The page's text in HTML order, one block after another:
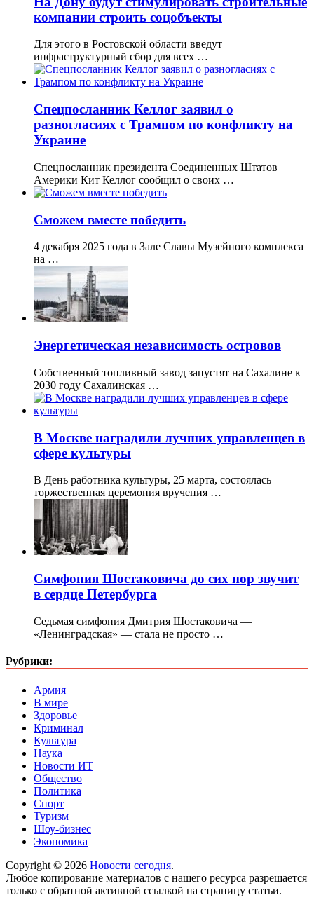
компании строить соцобъекты
Для этого в Ростовской области введут
инфраструктурный сбор для всех …
Спецпосланник Келлог заявил о
разногласиях с Трампом по конфликту на
Украине
Спецпосланник президента Соединенных Штатов
Америки Кит Келлог сообщил о своих …
Сможем вместе победить
4 декабря 2025 года в Зале Славы Музейного комплекса
на …
Энергетическая независимость островов
Собственный топливный завод запустят на Сахалине к
2030 году Сахалинская …
В Москве наградили лучших управленцев в
сфере культуры
В День работника культуры, 25 марта, состоялась
торжественная церемония вручения …
Симфония Шостаковича до сих пор звучит
в сердце Петербурга
Седьмая симфония Дмитрия Шостаковича —
«Ленинградская» — стала не просто …
Рубрики:
Армия
В мире
Здоровье
Криминал
Культура
Наука
Новости ИТ
Общество
Политика
Спорт
Туризм
Шоу-бизнес
Экономика
Copyright © 2026 Новости сегодня.
Любое копирование материалов с нашего ресурса разрешается
только с обратной активной ссылкой на страницу статьи.